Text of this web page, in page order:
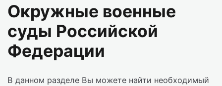
Окружные военные
суды Российской
Федерации
В данном разделе Вы можете найти необходимый